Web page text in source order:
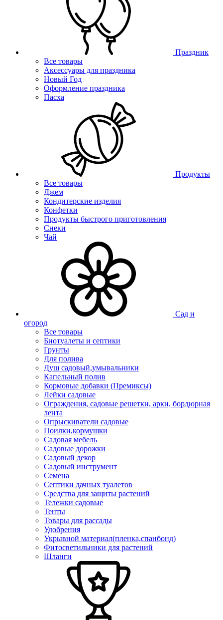
Праздник
Все товары
Аксессуары для праздника
Новый Год
Оформление праздника
Пасха
Продукты
Все товары
Джем
Кондитерские изделия
Конфетки
Продукты быстрого приготовления
Снеки
Чай
Сад и
огород
Все товары
Биотуалеты и септики
Грунты
Для полива
Душ садовый,умывальники
Капельный полив
Кормовые добавки (Премиксы)
Лейки садовые
Ограждения, садовые решетки, арки, бордюрная
лента
Опрыскиватели садовые
Поилки,кормушки
Садовая мебель
Садовые дорожки
Садовый декор
Садовый инструмент
Семена
Септики дачных туалетов
Средства для защиты растений
Тележки садовые
Тенты
Товары для рассады
Удобрения
Укрывной материал(пленка,спанбонд)
Фитосветильники для растений
Шланги